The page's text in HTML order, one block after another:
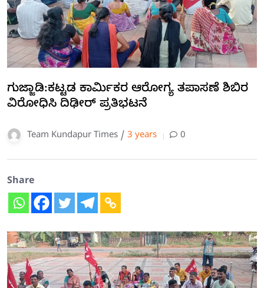
ಗುಜ್ಜಾಡಿ:ಕಟ್ಟಡ ಕಾರ್ಮಿಕರ ಆರೋಗ್ಯ ತಪಾಸಣೆ ಶಿಬಿರ
ವಿರೋಧಿಸಿ ದಿಢೀರ್ ಪ್ರತಿಭಟನೆ
Team Kundapur Times / 3 years 0
Share